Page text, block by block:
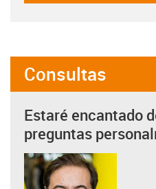
Consultas
Estaré encantado
preguntas